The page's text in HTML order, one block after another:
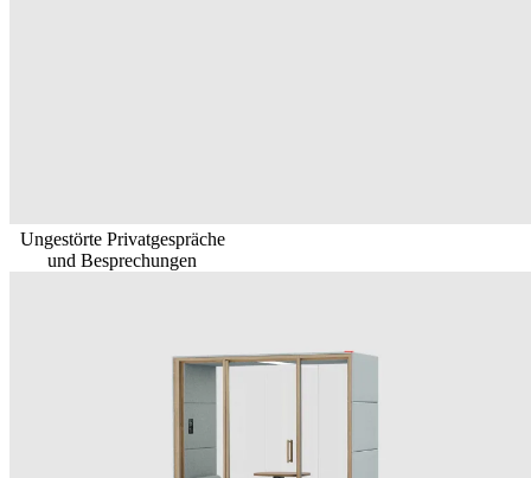
Ungestörte Privatgespräche
und Besprechungen